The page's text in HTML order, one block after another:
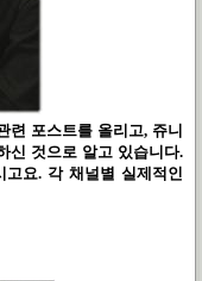
련 포스트를 올리고, 쥬니
신 것으로 알고 있습니다.
요. 각 채널별 실제적인